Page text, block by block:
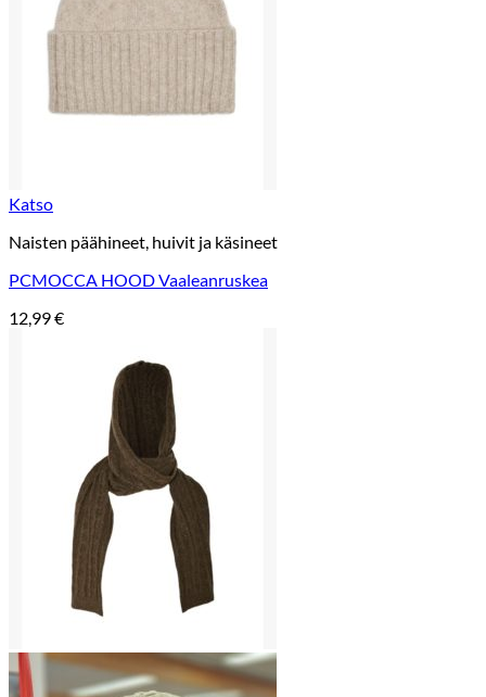
Katso
Naisten päähineet, huivit ja käsineet
PCMOCCA HOOD Vaaleanruskea
12,99€